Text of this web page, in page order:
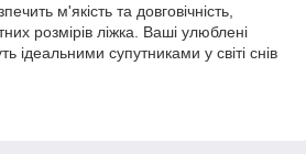
м'якість та довговічність,
розмірів ліжка. Ваші улюблені
ідеальними супутниками у світі снів